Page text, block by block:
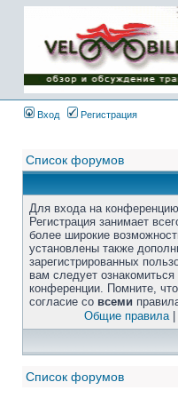
Вход Регистрация
Список форумов
Для входа на
Регистрация занимает
более широкие
установлены также
зарегистрированных
вам следует
конференции. Помните,
согласие со всеми
Общие правила|
Список форумов